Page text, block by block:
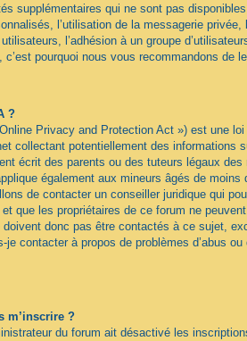
supplémentaires qui ne sont pas
l’utilisation de la messagerie privée,
l’adhésion à un groupe
c’est pourquoi nous vous recommandons de
?
Privacy and Protection Act ») est une
collectant potentiellement des informations
écrit des parents ou des tuteurs légaux
également aux mineurs âgés de
de contacter un conseiller juridique qui
que les propriétaires de ce forum ne
doivent donc pas être contactés à ce sujet,
contacter à propos de problèmes d’abus ou
m’inscrire ?
du forum ait désactivé les